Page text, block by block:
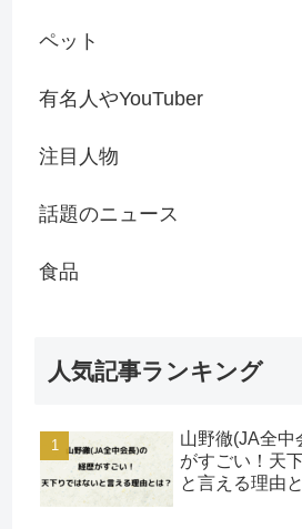
ペット
有名人やYouTuber
注目人物
話題のニュース
食品
人気記事ランキング
山野徹(JA全中
がすごい！天
と言える理由